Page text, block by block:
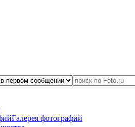
Галерея фотографий